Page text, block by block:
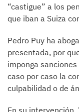
“castigue” a los
que iban a Suiza
Pedro Puy ha
presentada, por
imponga
caso por caso la
culpabilidad o de
En su